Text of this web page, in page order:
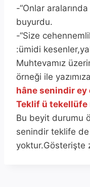
-“Onlar
buyurdu.
-“Size
:ümidi
Muhtevamız
örneği ile
hâne senindir ey
Teklif ü tekellüfe
Bu beyit durumu
senindir teklife
yoktur.Gösterişte